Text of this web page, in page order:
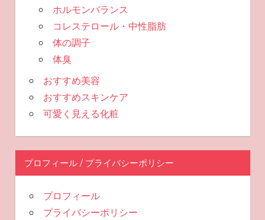
ホルモンバランス
コレステロール・中性脂肪
体の調子
体臭
おすすめ美容
おすすめスキンケア
可愛く見える化粧
プロフィール / プライバシーポリシー
プロフィール
プライバシーポリシー